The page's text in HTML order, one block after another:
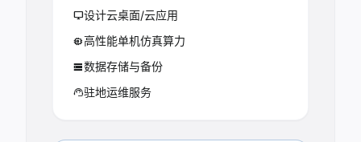
desktop_windows设计云桌面/云应用
memory高性能单机仿真算力
storage数据存储与备份
support_agent驻地运维服务